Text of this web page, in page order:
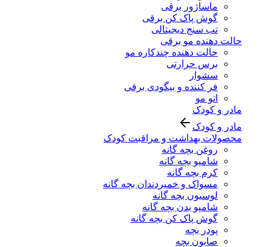
ماساژور برقی
گوش پاک کن برقی
تب سنج دیجیتالی
حالت دهنده مو برقی
حالت دهنده چندکاره مو
برس حرارتی
سشوار
فر کننده و بیگودی برقی
اتو مو
مادر و کودک
مادر و کودک
محصولات بهداشت و مراقبت کودک
روغن بچه گانه
شامپو بچه گانه
کرم بچه گانه
مسواک و خمیردندان بچه گانه
لوسیون بچه گانه
شامپو بدن بچه گانه
گوش پاک کن بچه گانه
پودر بچه
صابون بچه